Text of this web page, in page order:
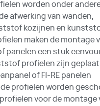
worden onder
afwerking van wanden,
kozijnen en
maken de montage
panelen een stuk
profielen zijn
of FI-RE panelen
profielen worden
voor de montage